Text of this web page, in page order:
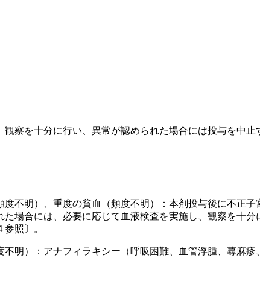
察を十分に行い、異常が認められた場合には投与を中止
不明）、重度の貧血（頻度不明）：本剤投与後に不正
場合には、必要に応じて血液検査を実施し、観察を十
照〕。
明）：アナフィラキシー（呼吸困難、血管浮腫、蕁麻